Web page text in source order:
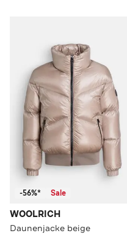
-56%* Sale
WOOLRICH
Daunenjacke beige